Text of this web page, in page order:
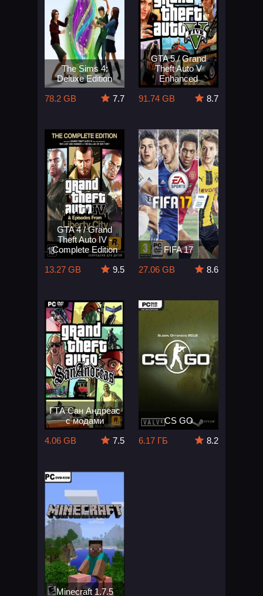
The Sims 4:
Deluxe Edition
78.2 GB
7.7
GTA 5 / Grand
Theft Auto V
Enhanced
91.74 GB
8.7
GTA 4 / Grand
Theft Auto IV -
Complete Edition
13.27 GB
9.5
FIFA 17
27.06 GB
8.6
ГТА Сан Андреас
с модами
4.06 GB
7.5
CS GO
6.17 ГБ
8.2
Minecraft 1.7.5